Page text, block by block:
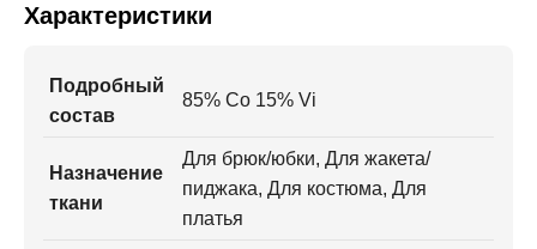
Характеристики
Подробный
состав
85% Co 15% Vi
Назначение
ткани
Для брюк/юбки, Для жакета/
пиджака, Для костюма, Для
платья